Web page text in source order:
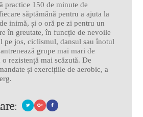
practice 150 de minute de
săptămână pentru a ajuta la
inimă, și o oră pe zi pentru un
în greutate, în funcție de nevoile
pe jos, ciclismul, dansul sau înotul
grupe mai mari de
rezistență mai scăzută. De
și exercițiile de aerobic, a